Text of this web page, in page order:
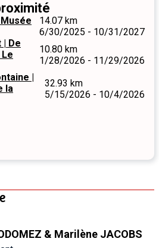
14.07 km
6/30/2025 - 10/31/2027
| De
10.80 km
1/28/2026 - 11/29/2026
|
la
32.93 km
5/15/2026 - 10/4/2026
& Marilène JACOBS